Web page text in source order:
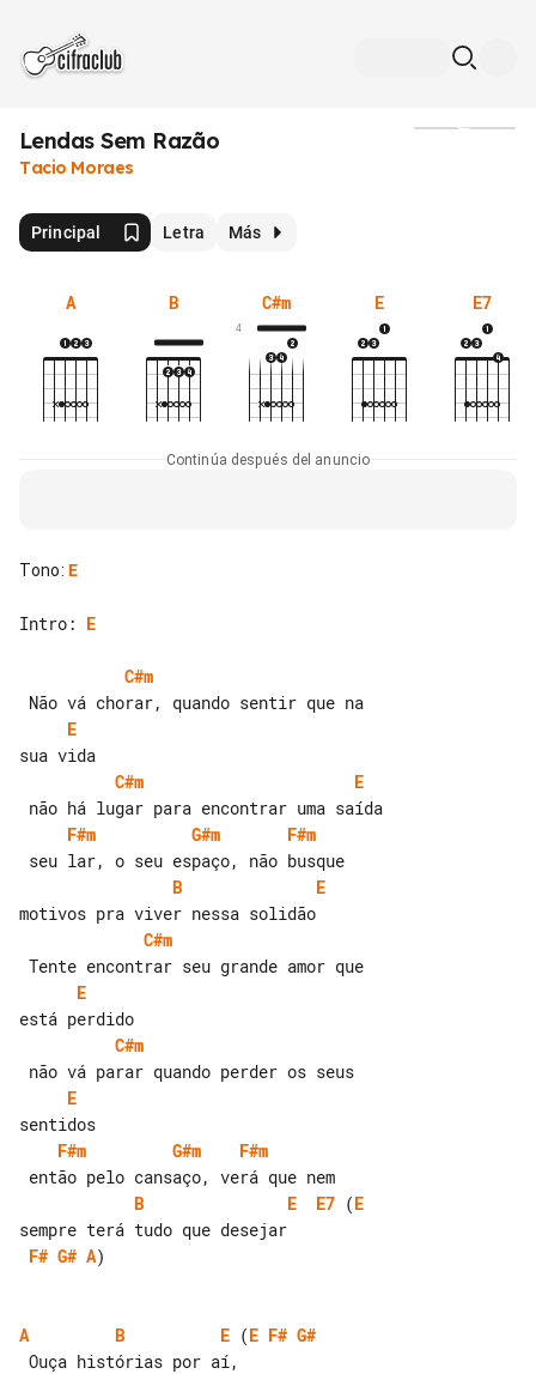
Lendas Sem Razão
Tacio Moraes
Principal Letra Más
A B C#m
4
E E7
Continúa después del anuncio
Tono: E
Intro: E
C#m
E
C#m
E
F#m
G#m
F#m
B
E
C#m
E
C#m
E
F#m
G#m
F#m
B
E E7 (E
F# G# A)
A B E (E F# G#